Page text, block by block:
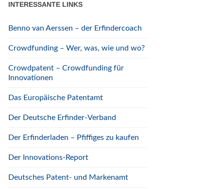
INTERESSANTE LINKS
Benno van Aerssen – der Erfindercoach
Crowdfunding – Wer, was, wie und wo?
Crowdpatent – Crowdfunding für
Innovationen
Das Europäische Patentamt
Der Deutsche Erfinder-Verband
Der Erfinderladen – Pfiffiges zu kaufen
Der Innovations-Report
Deutsches Patent- und Markenamt